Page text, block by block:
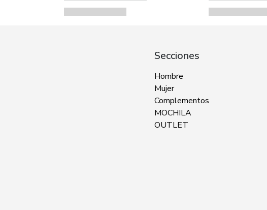
Secciones
Hombre
Mujer
Complementos
MOCHILA
OUTLET